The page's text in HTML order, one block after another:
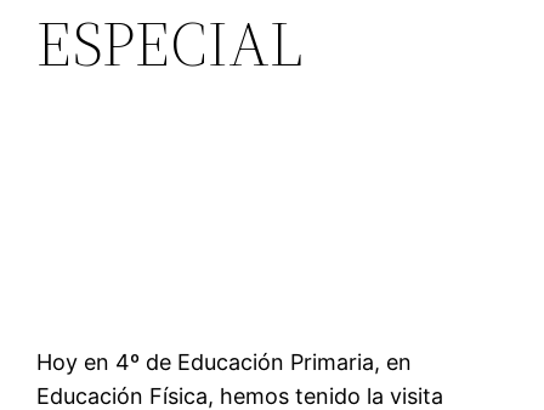
ESPECIAL
Hoy en 4º de Educación Primaria, en
Educación Física, hemos tenido la visita